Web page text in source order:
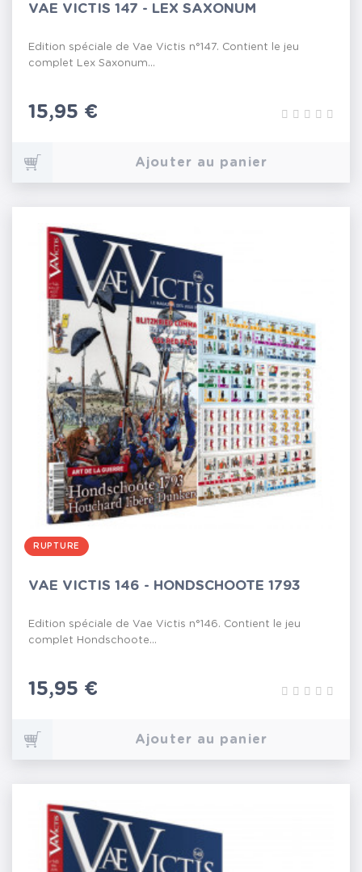
VAE VICTIS 147 - LEX SAXONUM
Edition spéciale de Vae Victis n°147. Contient le jeu
complet Lex Saxonum...
Prix
15,95 €
Ajouter au panier
RUPTURE
VAE VICTIS 146 - HONDSCHOOTE 1793
Edition spéciale de Vae Victis n°146. Contient le jeu
complet Hondschoote...
Prix
15,95 €
Ajouter au panier